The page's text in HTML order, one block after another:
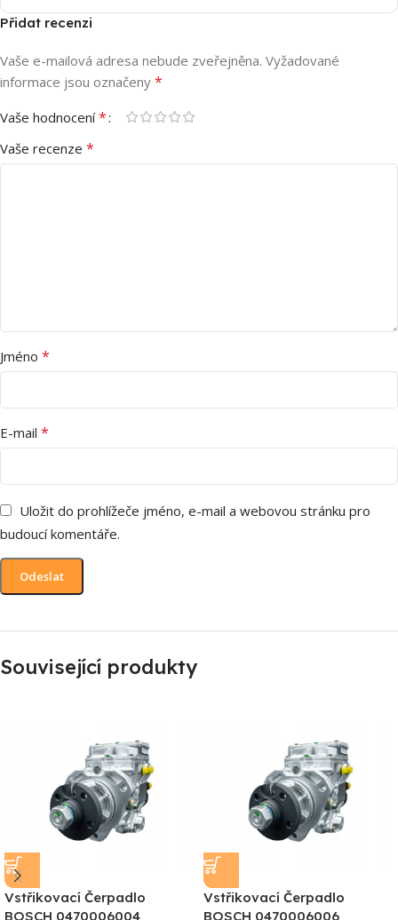
Přidat recenzi
Vaše e-mailová adresa nebude zveřejněna. Vyžadované
informace jsou označeny *
Vaše hodnocení*
Vaše recenze *
Jméno *
E-mail *
Uložit do prohlížeče jméno, e-mail a webovou stránku pro
budoucí komentáře.
Související produkty
Vstřikovací Čerpadlo
BOSCH 0470006004
Vstřikovací Čerpadlo
BOSCH 0470006006